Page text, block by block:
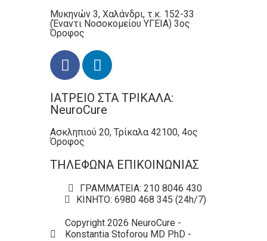
Μυκηνών 3, Χαλάνδρι, τ.κ. 152-33
(Έναντι Νοσοκομείου ΥΓΕΙΑ) 3ος
Όροφος
ΙΑΤΡΕΙΟ ΣΤΑ ΤΡΙΚΑΛΑ:
NeuroCure
Ασκληπιού 20, Τρίκαλα 42100, 4ος
Όροφος
ΤΗΛΕΦΩΝΑ ΕΠΙΚΟΙΝΩΝΙΑΣ
ΓΡΑΜΜΑΤΕΙΑ: 210 8046 430
ΚΙΝΗΤΟ: 6980 468 345 (24h/7)
Copyright 2026 NeuroCure -
Konstantia Stoforou MD PhD -